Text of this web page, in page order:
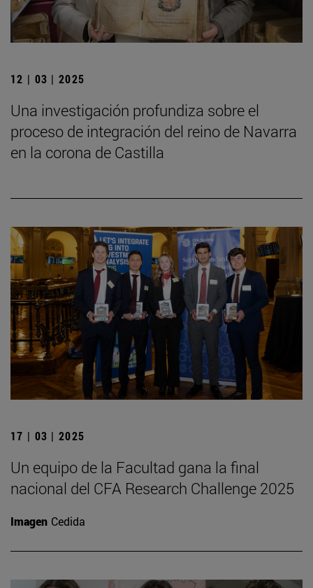
12 | 03 | 2025
Una investigación profundiza sobre el
proceso de integración del reino de Navarra
en la corona de Castilla
17 | 03 | 2025
Un equipo de la Facultad gana la final
nacional del CFA Research Challenge 2025
Imagen Cedida